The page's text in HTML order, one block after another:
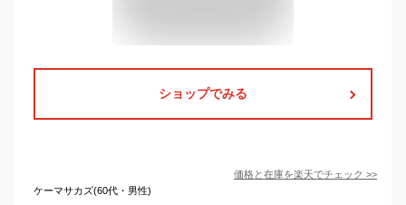
ショップでみる
価格と在庫を楽天でチェック >>
ケーマサカズ(60代・男性)